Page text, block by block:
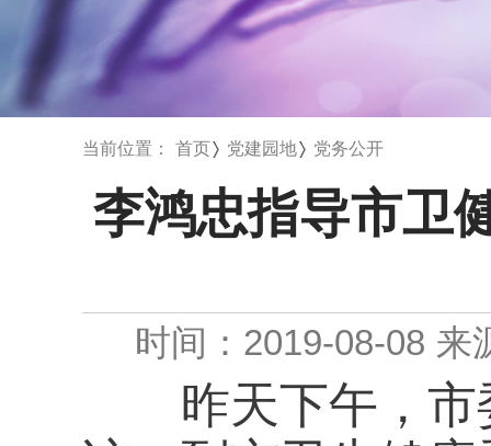
当前位置： 首页 党建园地 党务公开
李鸿忠指导市卫
时间：2019-08-08 来
昨天下午，市